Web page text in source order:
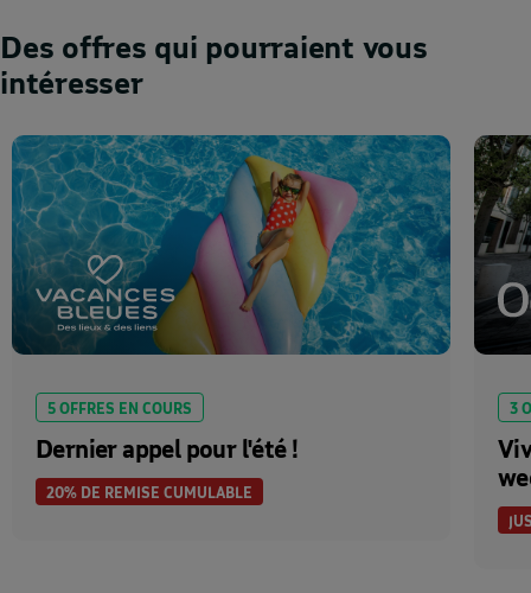
Des offres qui pourraient vous
intéresser
5 OFFRES EN COURS
Dernier appel pour l'été !
20% DE REMISE CUMULABLE
3